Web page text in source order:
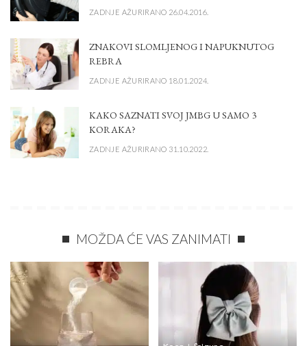
ZADNJE AŽURIRANO 26.04.2016.
ZNAKOVI SLOMLJENOG I NAPUKNUTOG
REBRA
ZADNJE AŽURIRANO 18.01.2024.
KAKO SAZNATI SVOJ JMBG U SAMO 3
KORAKA?
ZADNJE AŽURIRANO 31.10.2022.
MOŽDA ĆE VAS ZANIMATI